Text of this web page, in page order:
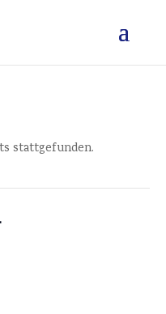
stattgefunden.